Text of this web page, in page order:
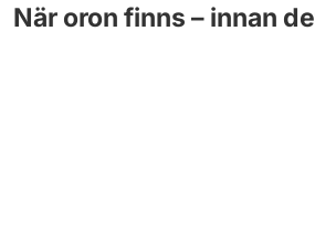
När oron finns – innan